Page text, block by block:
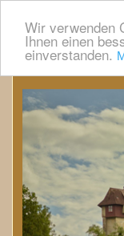
Wir verwenden
Ihnen einen
einverstanden.